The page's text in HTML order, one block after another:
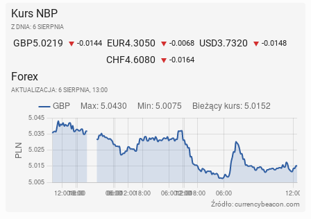
Kurs NBP
Z DNIA: 6 SIERPNIA
GBP5.0219 -0.0144 EUR4.3050 -0.0068 USD3.7320 -0.0148
CHF4.6080 -0.0164
Forex
AKTUALIZACJA: 6 SIERPNIA, 13:00
Źródło: currencybeacon.com